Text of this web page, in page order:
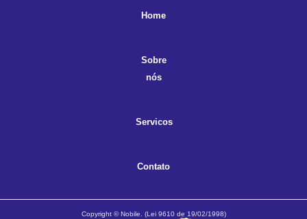
Home
Sobre
nós
Servicos
Contato
Copyright © Nobile. (Lei 9610 de 19/02/1998)